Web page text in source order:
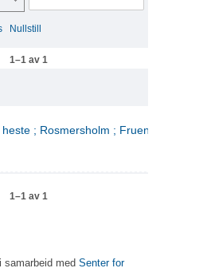
Nullstill
1–1 av 1
; Rosmersholm ; Fruen fra havet
1–1 av 1
samarbeid med Senter for